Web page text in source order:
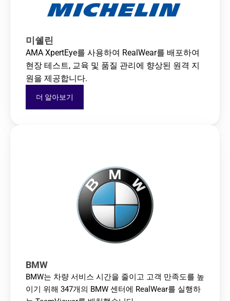
미쉘린
AMA XpertEye를 사용하여 RealWear를 배포하여
현장 테스트, 교육 및 품질 관리에 향상된 원격 지
원을 제공합니다.
더 알아보기
BMW
BMW는 차량 서비스 시간을 줄이고 고객 만족도를 높
이기 위해 347개의 BMW 센터에 RealWear를 실행하